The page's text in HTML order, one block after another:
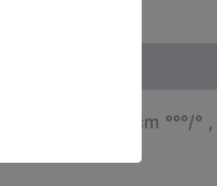
cal.20 71cm °°°/°